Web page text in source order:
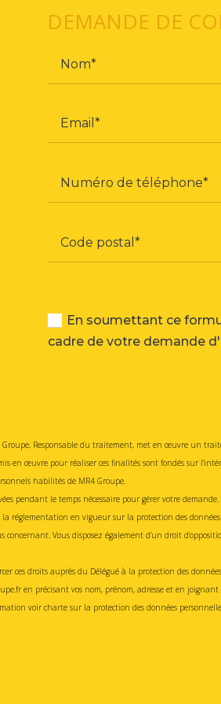
DEMANDE DE
En soumettant ce
cadre de votre demande
Groupe, Responsable du traitement, met en œuvre un
en œuvre pour réaliser ces finalités sont fondés sur
habilités de MR4 Groupe.
pendant le temps nécessaire pour gérer votre demande.
réglementation en vigueur sur la protection des
concernant. Vous disposez également d’un droit
ces droits auprès du Délégué à la protection des
.fren précisant vos nom, prénom, adresse et en joignant
voir charte sur la protection des données